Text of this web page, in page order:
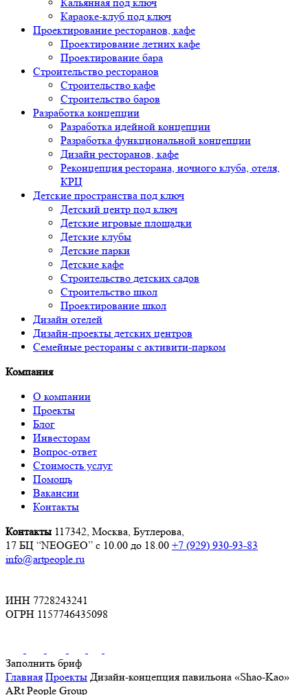
Караоке-клуб под ключ
Проектирование ресторанов, кафе
Проектирование летних кафе
Проектирование бара
Строительство ресторанов
Строительство кафе
Строительство баров
Разработка концепции
Разработка идейной концепции
Разработка функциональной концепции
Дизайн ресторанов, кафе
Реконцепция ресторана, ночного клуба, отеля,
КРЦ
Детские пространства под ключ
Детский центр под ключ
Детские игровые площадки
Детские клубы
Детские парки
Детские кафе
Строительство детских садов
Строительство школ
Проектирование школ
Дизайн отелей
Дизайн-проекты детских центров
Семейные рестораны с активити-парком
Компания
О компании
Проекты
Блог
Инвесторам
Вопрос-ответ
Стоимость услуг
Помощь
Вакансии
Контакты
Контакты 117342, Москва, Бутлерова,
17 БЦ “NEOGEO” с 10.00 до 18.00 +7 (929) 930-93-83
info@artpeople.ru
ИНН 7728243241
ОГРН 1157746435098
Заполнить бриф
Главная Проекты Дизайн-концепция павильона «Shao-Kao»
ARt People Group